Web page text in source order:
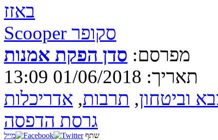
באזז
Scooper סקופר
מפרסם: סדן הפקת אמנות
תאריך: 01/06/2018 13:09
וביטחון, תרבות, אדריכלות
גרסת הדפסה
שתף מייל